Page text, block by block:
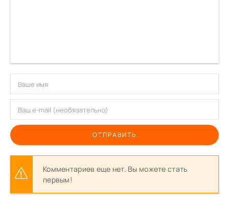
ОТПРАВИТЬ
Комментариев еще нет. Вы можете стать
первым!